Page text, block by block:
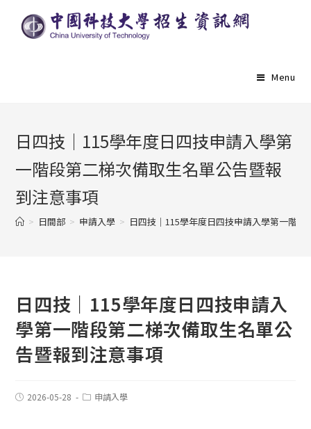
Menu
日四技｜115學年度日四技申請入學第
一階段第二梯次備取生名單公告暨報
到注意事項
> 日間部 > 申請入學 > 日四技｜115學年度日四技申請入學第一階
日四技｜115學年度日四技申請入
學第一階段第二梯次備取生名單公
告暨報到注意事項
2026-05-28 申請入學